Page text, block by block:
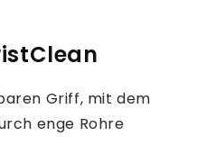
Griff, mit dem
enge Rohre